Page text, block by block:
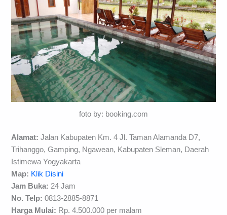
foto by: booking.com
Alamat:Jalan Kabupaten Km. 4 Jl. Taman Alamanda D7,
Trihanggo, Gamping, Ngawean, Kabupaten Sleman, Daerah
Istimewa Yogyakarta
Map: Klik Disini
Jam Buka: 24 Jam
No. Telp:0813-2885-8871
Harga Mulai: Rp. 4.500.000 per malam